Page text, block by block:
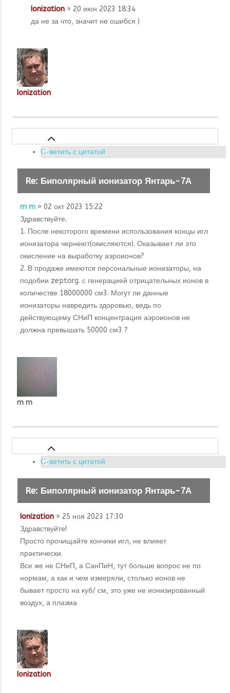
Ionization » 20 июн 2023 18:34
да не за что, значит не ошибся )
Ionization
Ответить с цитатой
Re: Биполярный ионизатор Янтарь-7А
m m » 02 окт 2023 15:22
Здравствуйте.
1. После некоторого времени использования концы игл
ионизатора чернеют(окисляются). Оказывает ли это
окисление на выработку аэроионов?
2. В продаже имеются персональные ионизаторы, на
подобии zeptorg. с генерацией отрицательных ионов в
количестве 18000000 см3. Могут ли данные
ионизаторы навредить здоровью, ведь по
действующему СНиП концентрация аэроионов не
должна превышать 50000 см3 ?
m m
Ответить с цитатой
Re: Биполярный ионизатор Янтарь-7А
Ionization » 25 ноя 2023 17:30
Здравствуйте!
Просто прочищайте кончики игл, не влияет
практически.
Все же не СНиП, а СанПиН, тут больше вопрос не по
нормам, а как и чем измеряли, столько ионов не
бывает просто на куб/ см, это уже не ионизированный
воздух, а плазма
Ionization